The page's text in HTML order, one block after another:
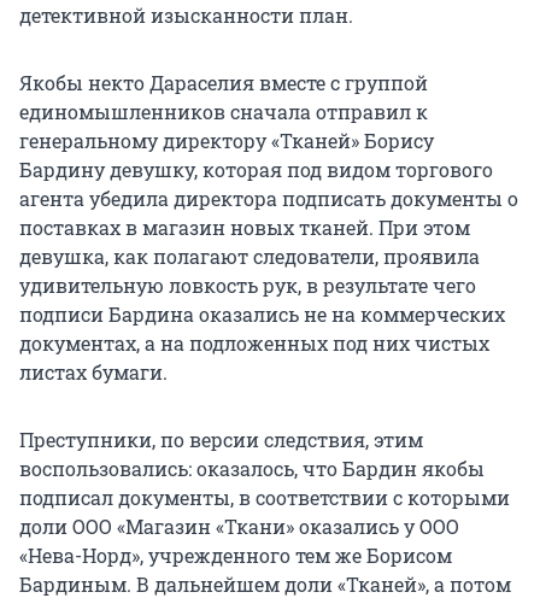
детективной изысканности план.
Якобы некто Дараселия вместе с группой
единомышленников сначала отправил к
генеральному директору «Тканей» Борису
Бардину девушку, которая под видом торгового
агента убедила директора подписать документы о
поставках в магазин новых тканей. При этом
девушка, как полагают следователи, проявила
удивительную ловкость рук, в результате чего
подписи Бардина оказались не на коммерческих
документах, а на подложенных под них чистых
листах бумаги.
Преступники, по версии следствия, этим
воспользовались: оказалось, что Бардин якобы
подписал документы, в соответствии с которыми
доли ООО «Магазин «Ткани» оказались у ООО
«Нева-Норд», учрежденного тем же Борисом
Бардиным. В дальнейшем доли «Тканей», а потом